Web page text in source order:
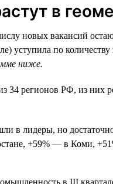
в
новых вакансий
уступила по
ниже.
34 регионов РФ, из
в лидеры, но
+59% — в Коми,